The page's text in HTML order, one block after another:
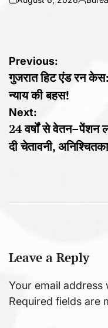
on
Posted
Post
navigation
Previous:
गुजरात हिट एंड रन
न्याय की बहस!
Next:
24 वर्षों से वेतन–पेंशन
दी चेतावनी,
Leave a Reply
Your email address
Required fields are